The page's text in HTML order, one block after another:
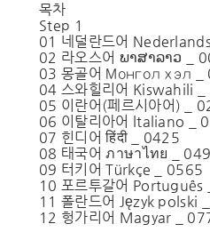
목차
Step 1
01 네덜란드어
02 라오스어 ພາສາລາວ _
03 몽골어 Монгол хэл _
04 스와힐리어 Kiswahili
05 이란어(페르시아어) _
06 이탈리아어 ltaliano _
07 힌디어 हिंदी _ 0425
08 태국어 ภาษาไทย _
09 터키어 Türkçe _ 0565
10 포르투갈어
11 폴란드어 Język polski
12 헝가리어 Magyar _